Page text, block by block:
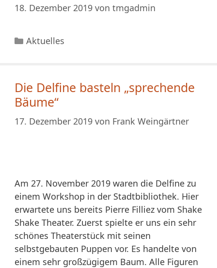
18. Dezember 2019 von tmgadmin
Kategorien
Aktuelles
Die Delfine basteln „sprechende
Bäume“
17. Dezember 2019 von Frank Weingärtner
Am 27. November 2019 waren die Delfine zu
einem Workshop in der Stadtbibliothek. Hier
erwartete uns bereits Pierre Filliez vom Shake
Shake Theater. Zuerst spielte er uns ein sehr
schönes Theaterstück mit seinen
selbstgebauten Puppen vor. Es handelte von
einem sehr großzügigem Baum. Alle Figuren